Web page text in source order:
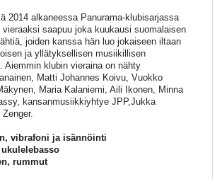
2014 alkaneessa Panurama-klubisarjassa
vieraaksi saapuu joka kuukausi suomalaisen
joiden kanssa hän luo jokaiseen iltaan
ja yllätyksellisen musiikillisen
Aiemmin klubin vieraina on nähty
Matti Johannes Koivu, Vuokko
Maria Kalaniemi, Aili Ikonen, Minna
kansanmusiikkiyhtye JPP,Jukka
vibrafoni ja isännöinti
rummut